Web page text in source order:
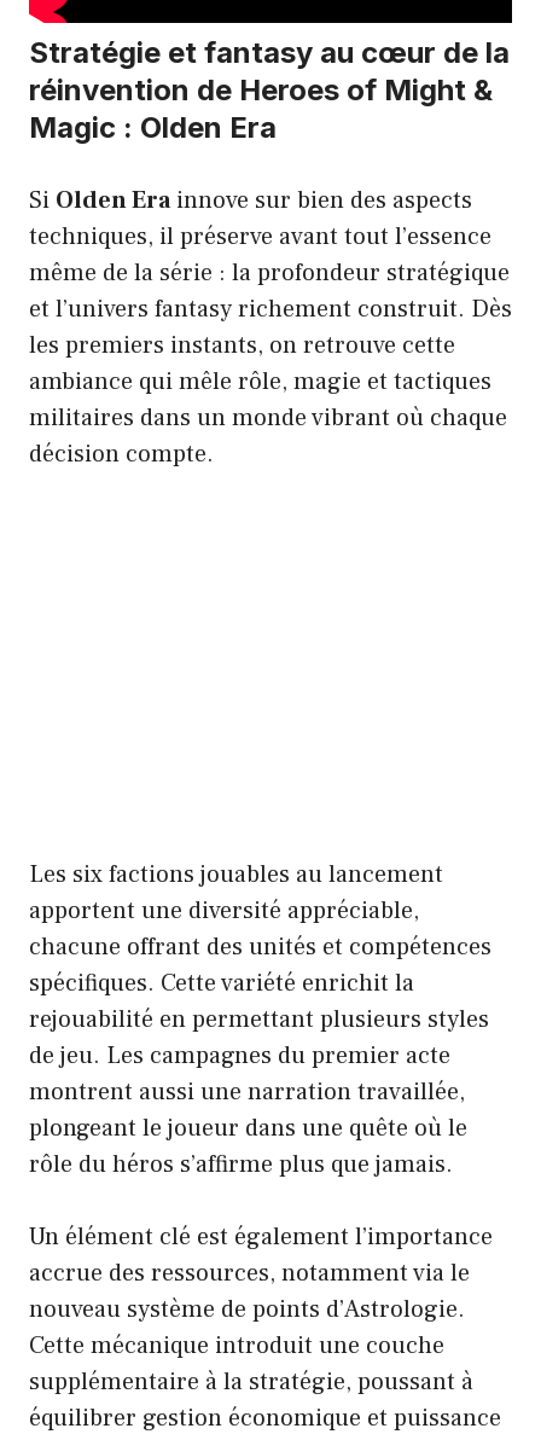
Stratégie et fantasy au cœur de la
réinvention de Heroes of Might &
Magic : Olden Era
Si Olden Erainnove sur bien des aspects
techniques, il préserve avant tout l’essence
même de la série : la profondeur stratégique
et l’univers fantasy richement construit. Dès
les premiers instants, on retrouve cette
ambiance qui mêle rôle, magie et tactiques
militaires dans un monde vibrant où chaque
décision compte.
Les six factions jouables au lancement
apportent une diversité appréciable,
chacune offrant des unités et compétences
spécifiques. Cette variété enrichit la
rejouabilité en permettant plusieurs styles
de jeu. Les campagnes du premier acte
montrent aussi une narration travaillée,
plongeant le joueur dans une quête où le
rôle du héros s’affirme plus que jamais.
Un élément clé est également l’importance
accrue des ressources, notamment via le
nouveau système de points d’Astrologie.
Cette mécanique introduit une couche
supplémentaire à la stratégie, poussant à
équilibrer gestion économique et puissance